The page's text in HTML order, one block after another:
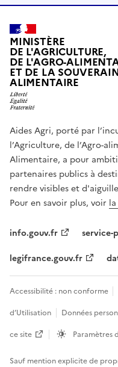
MINISTÈRE
DE L'AGRICULTURE,
DE L'AGRO-
ET DE LA
ALIMENTAIRE
Aides Agri, porté par
l’Agriculture, de l’Agro-
Alimentaire, a pour
partenaires publics à
rendre visibles et
Pour en savoir plus, voir
info.gouv.fr
service-
legifrance.gouv.fr
Accessibilité : non conforme
d’Utilisation
Données
ce site
Paramètres
Sauf mention explicite de